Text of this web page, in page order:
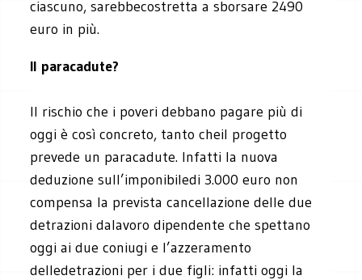
ciascuno, sarebbecostretta a sborsare 2490
euro in più.
Il paracadute?
Il rischio che i poveri debbano pagare più di
oggi è così concreto, tanto cheil progetto
prevede un paracadute. Infatti la nuova
deduzione sull’imponibiledi 3.000 euro non
compensa la prevista cancellazione delle due
detrazioni dalavoro dipendente che spettano
oggi ai due coniugi e l’azzeramento
delledetrazioni per i due figli: infatti oggi la